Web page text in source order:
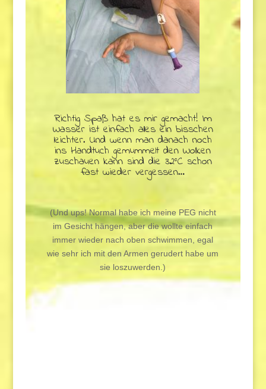
Richtig Spaß hat es mir gemacht! Im
Wasser ist einfach alles ein bisschen
leichter. Und wenn man danach noch
ins Handtuch gemummelt den Wolken
zuschauen kann sind die 32°C schon
fast wieder vergessen…
(Und ups! Normal habe ich meine PEG nicht
im Gesicht hängen, aber die wollte einfach
immer wieder nach oben schwimmen, egal
wie sehr ich mit den Armen gerudert habe um
sie loszuwerden.)